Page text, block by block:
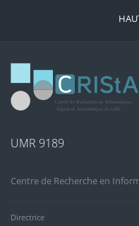
UMR 9189
Centre de Recherche en
Directrice